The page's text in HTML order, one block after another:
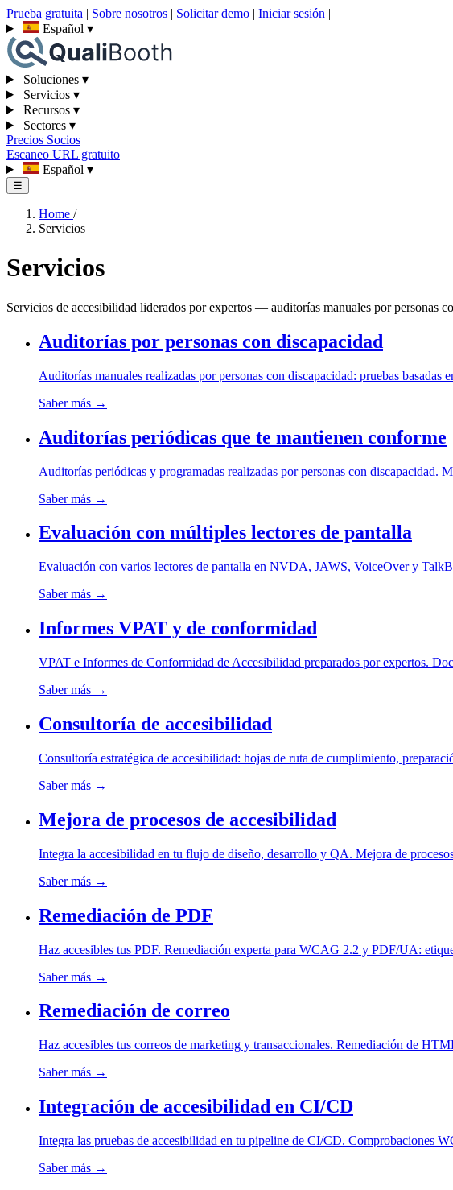
Prueba gratuita | Sobre nosotros | Solicitar demo | Iniciar sesión |
Español ▾
Soluciones ▾
Servicios ▾
Recursos ▾
Sectores ▾
Precios Socios
Escaneo URL gratuito
Español ▾
☰
Home /
Servicios
Servicios
Servicios de accesibilidad liderados por expertos — auditorías manuales por personas
Auditorías por personas con discapacidad
Auditorías manuales realizadas por personas con discapacidad: pruebas
Saber más →
Auditorías periódicas que te mantienen conforme
Auditorías periódicas y programadas realizadas por personas con
Saber más →
Evaluación con múltiples lectores de pantalla
Evaluación con varios lectores de pantalla en NVDA, JAWS, VoiceOver y
Saber más →
Informes VPAT y de conformidad
VPAT e Informes de Conformidad de Accesibilidad preparados por expertos.
Saber más →
Consultoría de accesibilidad
Consultoría estratégica de accesibilidad: hojas de ruta de cumplimiento,
Saber más →
Mejora de procesos de accesibilidad
Integra la accesibilidad en tu flujo de diseño, desarrollo y QA. Mejora de
Saber más →
Remediación de PDF
Haz accesibles tus PDF. Remediación experta para WCAG 2.2 y PDF/UA:
Saber más →
Remediación de correo
Haz accesibles tus correos de marketing y transaccionales. Remediación de
Saber más →
Integración de accesibilidad en CI/CD
Integra las pruebas de accesibilidad en tu pipeline de CI/CD. Comprobaciones
Saber más →